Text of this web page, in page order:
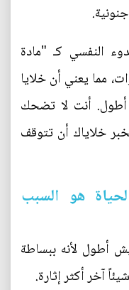
النفسي كـ "مادة
مما يعني أن خلايا
أطول. أنت لا تضحك
خلاياك أن تتوقف
الحياة هو السبب
أطول لأنه ببساطة
آخر أكثر إثارة.